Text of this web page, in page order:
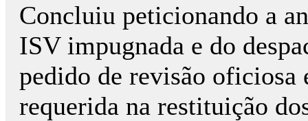
Concluiu peticionando a
ISV impugnada e do
pedido de revisão oficiosa
requerida na restituição